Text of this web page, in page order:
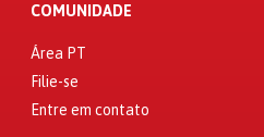
COMUNIDADE
Área PT
Filie-se
Entre em contato